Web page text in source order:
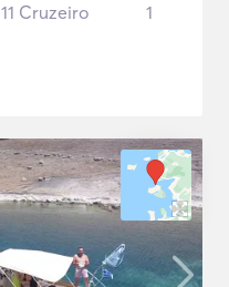
11 Cruzeiro 1